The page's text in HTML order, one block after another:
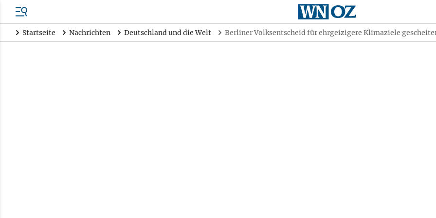
Startseite Nachrichten Deutschland und die Welt Berliner Volksentscheid für ehrgeizigere Klimaziele